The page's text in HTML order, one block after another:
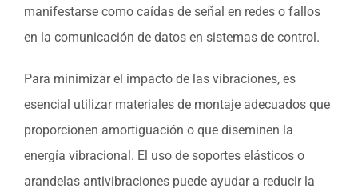
manifestarse como caídas de señal en redes o fallos
en la comunicación de datos en sistemas de control.
Para minimizar el impacto de las vibraciones, es
esencial utilizar materiales de montaje adecuados que
proporcionen amortiguación o que diseminen la
energía vibracional. El uso de soportes elásticos o
arandelas antivibraciones puede ayudar a reducir la